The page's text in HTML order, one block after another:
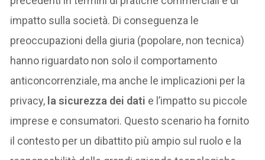
impatto sulla società. Di conseguenza le
preoccupazioni della giuria (popolare, non tecnica)
hanno riguardato non solo il comportamento
anticoncorrenziale, ma anche le implicazioni per la
privacy, la sicurezza dei dati e l’impatto su piccole
imprese e consumatori. Questo scenario ha fornito
il contesto per un dibattito più ampio sul ruolo e la